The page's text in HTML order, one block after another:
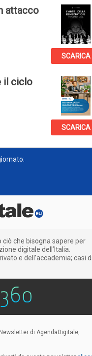
attacco
SCARICA
il ciclo
SCARICA
ciò che bisogna sapere per
digitale dell’Italia.
e dell’accademia; casi di
di AgendaDigitale,